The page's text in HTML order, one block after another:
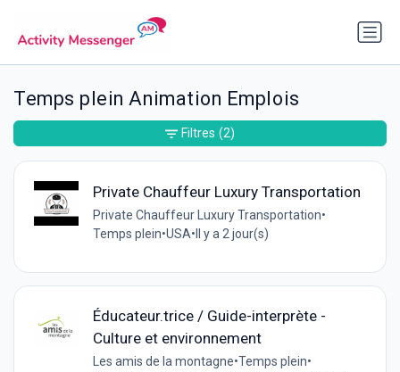
Temps plein Animation Emplois
Private Chauffeur Luxury Transportation
Private Chauffeur Luxury Transportation•
Temps plein•USA• Il y a 2 jour(s)
Éducateur.trice / Guide-interprète -
Culture et environnement
Les amis de la montagne•Temps plein•
Filtres (2)